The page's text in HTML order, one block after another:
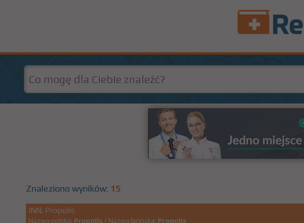
Znaleziono wyników: 15
INN: Propolis
Nazwa polska: Propolis | Nazwa łacińska: Propolis